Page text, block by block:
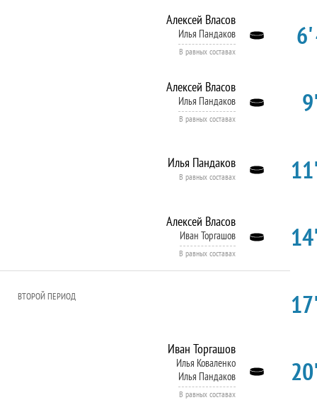
Алексей Власов
Илья Пандаков
В равных составах
Алексей Власов
Илья Пандаков
В равных составах
Илья Пандаков
В равных составах
Алексей Власов
Иван Торгашов
В равных составах
ВТОРОЙ ПЕРИОД
Иван Торгашов
Илья Коваленко
Илья Пандаков
В равных составах